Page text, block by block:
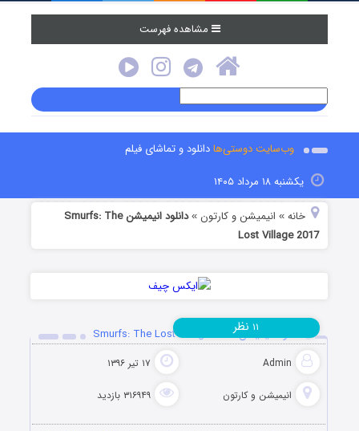
مشاهده فهرست
وب‌سایت دوستی‌هادانلود و تماشای فیلم
یکشنبه ۱۸ مرداد ۱۴۰۵
خانه » انیمیشن و کارتون »
دانلود انیمیشن Smurfs: The
Lost Village 2017
دانلود انیمیشن Smurfs: The Lost Village 2017
Admin ۱۷ تیر ۱۳۹۶
انیمیشن و کارتون ۳۱۶۹۴۹ بازدید
۱۱ نظر